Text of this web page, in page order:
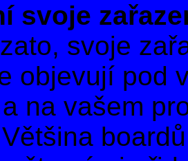
svoje
svoje
objevují pod
na vašem